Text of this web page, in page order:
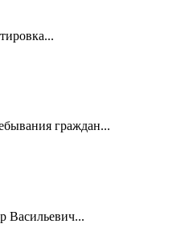
граждан...
Васильевич...